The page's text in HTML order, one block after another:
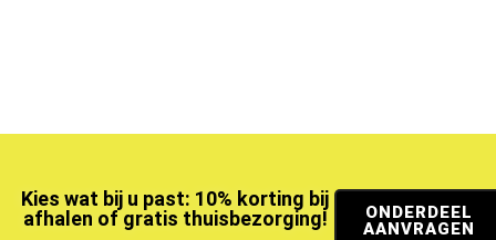
Kies wat bij u past: 10% korting bij
afhalen of gratis thuisbezorging!
ONDERDEEL
AANVRAGEN